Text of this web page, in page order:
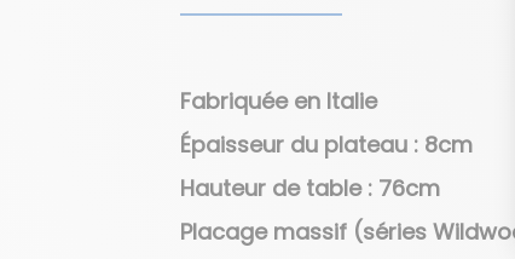
Fabriquée en Italie
Épaisseur du plateau : 8cm
Hauteur de table : 76cm
Placage massif (séries